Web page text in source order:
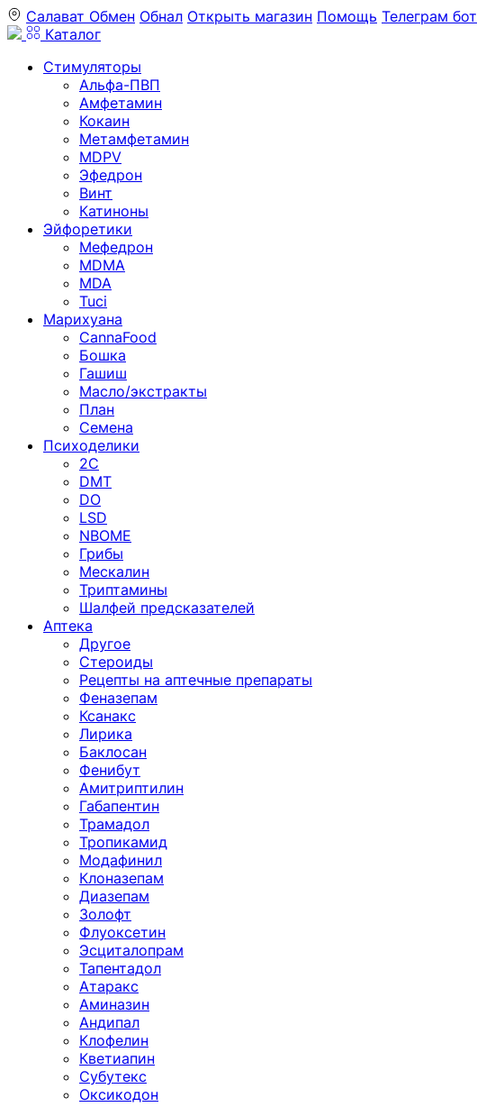
Салават Обмен Обнал Открыть магазин Помощь Телеграм бот
Каталог
Стимуляторы
Альфа-ПВП
Амфетамин
Кокаин
Метамфетамин
MDPV
Эфедрон
Винт
Катиноны
Эйфоретики
Мефедрон
MDMA
MDA
Tuci
Марихуана
CannaFood
Бошка
Гашиш
Масло/экстракты
План
Семена
Психоделики
2C
DMT
DO
LSD
NBOME
Грибы
Мескалин
Триптамины
Шалфей предсказателей
Аптека
Другое
Стероиды
Рецепты на аптечные препараты
Феназепам
Ксанакс
Лирика
Баклосан
Фенибут
Амитриптилин
Габапентин
Трамадол
Тропикамид
Модафинил
Клоназепам
Диазепам
Золофт
Флуоксетин
Эсциталопрам
Тапентадол
Атаракс
Аминазин
Андипал
Клофелин
Кветиапин
Субутекс
Оксикодон